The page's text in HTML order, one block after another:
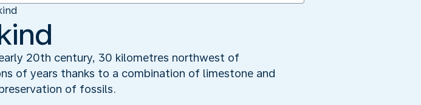
20th century, 30 kilometres northwest of
of years thanks to a combination of limestone and
of fossils.